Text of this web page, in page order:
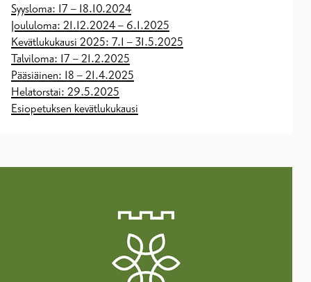
Syysloma: 17 – 18.10.2024
Joululoma: 21.12.2024 – 6.1.2025
Kevätlukukausi 2025: 7.1 – 31.5.2025
Talviloma: 17 – 21.2.2025
Pääsiäinen: 18 – 21.4.2025
Helatorstai: 29.5.2025
Esiopetuksen kevätlukukausi